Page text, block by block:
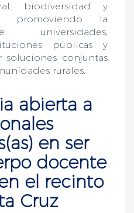
biodiversidad y
promoviendo la
universidades,
públicas y
soluciones conjuntas
rurales.
abierta a
en ser
docente
el recinto
Cruz